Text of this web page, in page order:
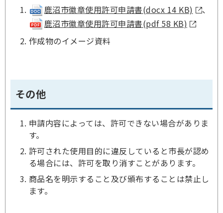
鹿沼市徽章使用許可申請書(docx 14 KB)
、
鹿沼市徽章使用許可申請書(pdf 58 KB)
作成物のイメージ資料
その他
申請内容によっては、許可できない場合がありま
す。
許可された使用目的に違反していると市長が認め
る場合には、許可を取り消すことがあります。
商品名を明示すること及び頒布することは禁止し
ます。